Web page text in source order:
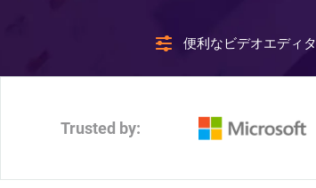
便利なビデオエディタ
Trusted by: